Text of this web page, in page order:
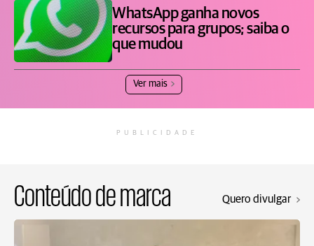
WhatsApp ganha novos
recursos para grupos; saiba o
que mudou
Ver mais
PUBLICIDADE
Conteúdo de marca Quero divulgar